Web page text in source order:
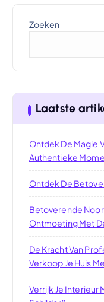
Zoeken
Laatste
Ontdek De Magie
Authentieke
Ontdek De
Betoverende
Ontmoeting Met
De Kracht Van
Verkoop Je Huis
Verrijk Je Interieur